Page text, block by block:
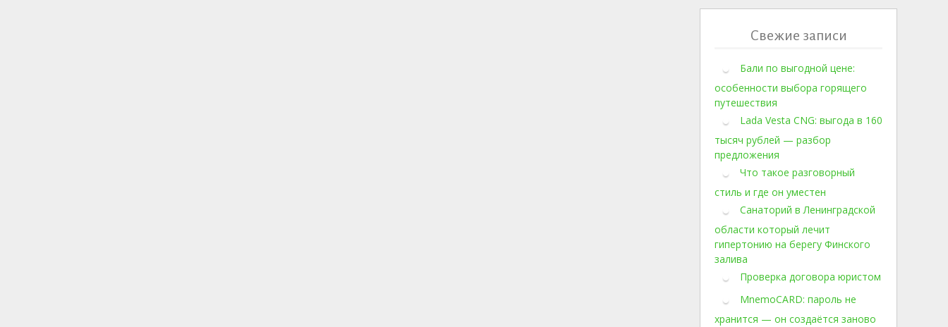
Свежие записи
Бали по выгодной цене:
особенности выбора горящего
путешествия
Lada Vesta CNG: выгода в 160
тысяч рублей — разбор
предложения
Что такое разговорный
стиль и где он уместен
Санаторий в Ленинградской
области который лечит
гипертонию на берегу Финского
залива
Проверка договора юристом
MnemoCARD: пароль не
хранится — он создаётся заново